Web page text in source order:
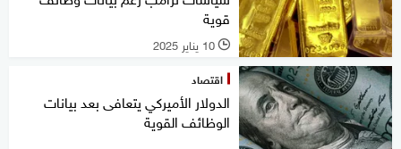
قوية
l 10 يناير 2025
اقتصاد
الدولار الأميركي يتعافى بعد بيانات
الوظائف القوية